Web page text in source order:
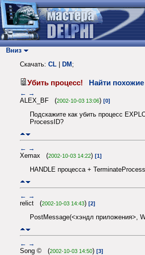
Вниз
Скачать: CL DM ;
Убить процесс! Найти похожие
← →
ALEX_BF (2002-10-03 13:06) [0]
Подскажите как убить процесс
ProcessID?
← →
Xemax (2002-10-03 14:22) [1]
HANDLE процесса + TerminateProcess
← →
relict (2002-10-03 14:43) [2]
PostMessage(<хэндл приложения>,
← →
Song © (2002-10-03 14:50) [3]